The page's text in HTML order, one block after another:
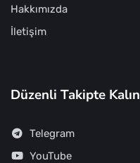
Hakkımızda
İletişim
Düzenli Takipte Kalın
Telegram
YouTube